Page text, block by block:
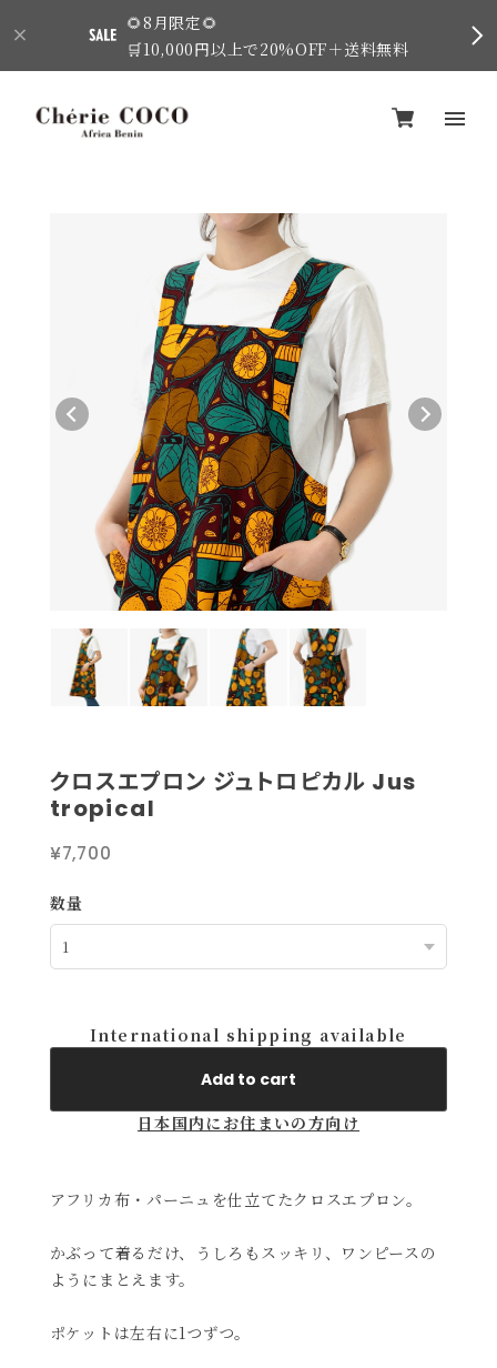
🌻8月限定🌻
🛒10,000円以上で20%OFF＋送料無料
クロスエプロン ジュトロピカル Jus
tropical
¥7,700
数量
International shipping available
Add to cart
日本国内にお住まいの方向け
アフリカ布・パーニュを仕立てたクロスエプロン。
かぶって着るだけ、うしろもスッキリ、ワンピースの
ようにまとえます。
ポケットは左右に1つずつ。